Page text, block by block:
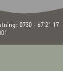
0730 - 67 21 17